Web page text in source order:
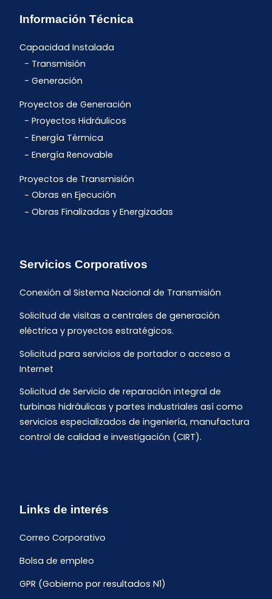
Información Técnica
Capacidad Instalada
Transmisión
Generación
Proyectos de Generación
Proyectos Hidráulicos
Energía Térmica
Energía Renovable
Proyectos de Transmisión
Obras en Ejecución
Obras Finalizadas y Energizadas
Servicios Corporativos
Conexión al Sistema Nacional de Transmisión
Solicitud de visitas a centrales de generación
eléctrica y proyectos estratégicos.
Solicitud para servicios de portador o acceso a
Internet
Solicitud de Servicio de reparación integral de
turbinas hidráulicas y partes industriales así como
servicios especializados de ingeniería, manufactura
control de calidad e investigación (CIRT).
Links de interés
Correo Corporativo
Bolsa de empleo
GPR (Gobierno por resultados N1)